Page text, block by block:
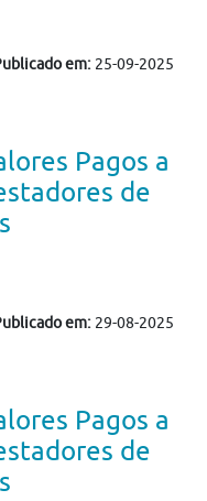
em: 25-09-2025
Pagos a
de
em: 29-08-2025
Pagos a
de